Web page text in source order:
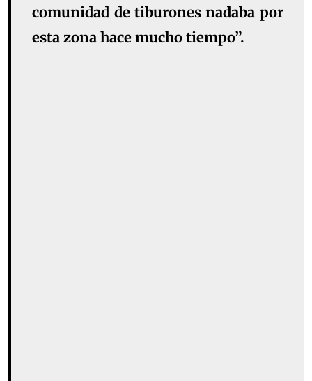
comunidad de tiburones nadaba por
esta zona hace mucho tiempo”.